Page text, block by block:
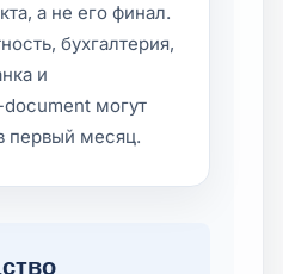
а не его финал.
бухгалтерия,
и
могут
первый месяц.